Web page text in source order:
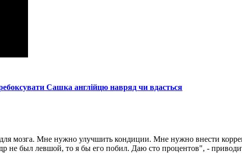
Сашка англійцю навряд чи вдасться
мозга. Мне нужно улучшить кондиции. Мне нужно внести
не был левшой, то я бы его побил. Даю сто процентов", -